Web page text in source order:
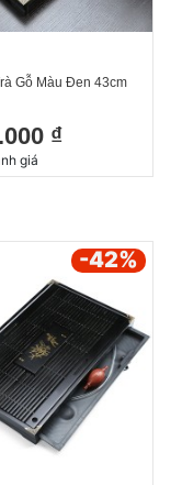
Gỗ Màu Đen 43cm
₫
giá
-42%